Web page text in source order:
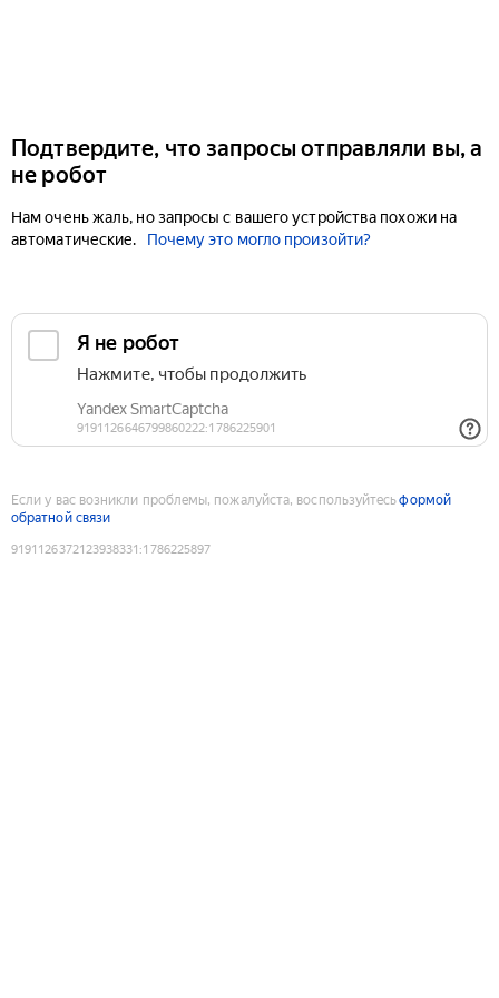
Подтвердите, что запросы отправляли вы, а
не робот
Нам очень жаль, но запросы с вашего устройства похожи на
автоматические.
Почему это могло произойти?
Если у вас возникли проблемы, пожалуйста, воспользуйтесьформой
обратной связи
9191126372123938331 :1786225897